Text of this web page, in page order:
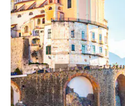
met je de pijltjestoetsen omhoog